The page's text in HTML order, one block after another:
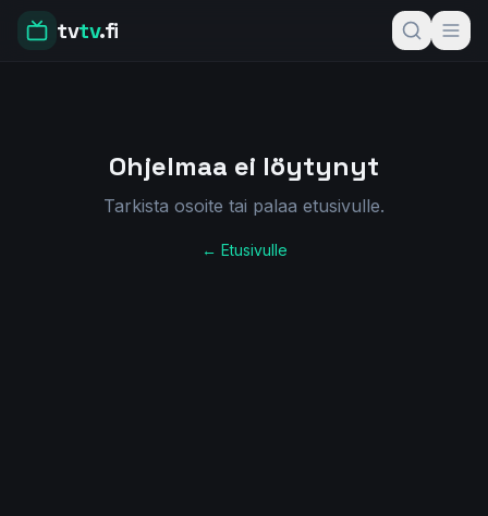
tvtv.fi
Ohjelmaa ei löytynyt
Tarkista osoite tai palaa etusivulle.
← Etusivulle